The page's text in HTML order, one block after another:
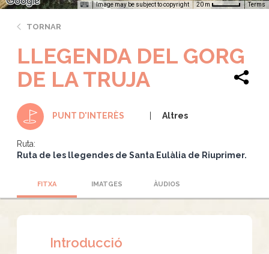
Image may be subject to copyright 20 m Terms
TORNAR
LLEGENDA DEL GORG
DE LA TRUJA
PUNT D'INTERÈS Altres
Ruta:
Ruta de les llegendes de Santa Eulàlia de Riuprimer.
FITXA IMATGES ÀUDIOS
Introducció